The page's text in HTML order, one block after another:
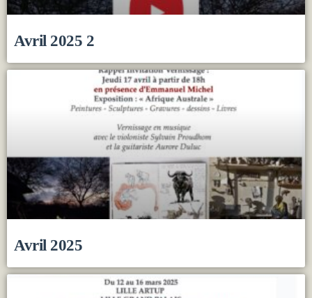
Avril 2025 2
Avril 2025